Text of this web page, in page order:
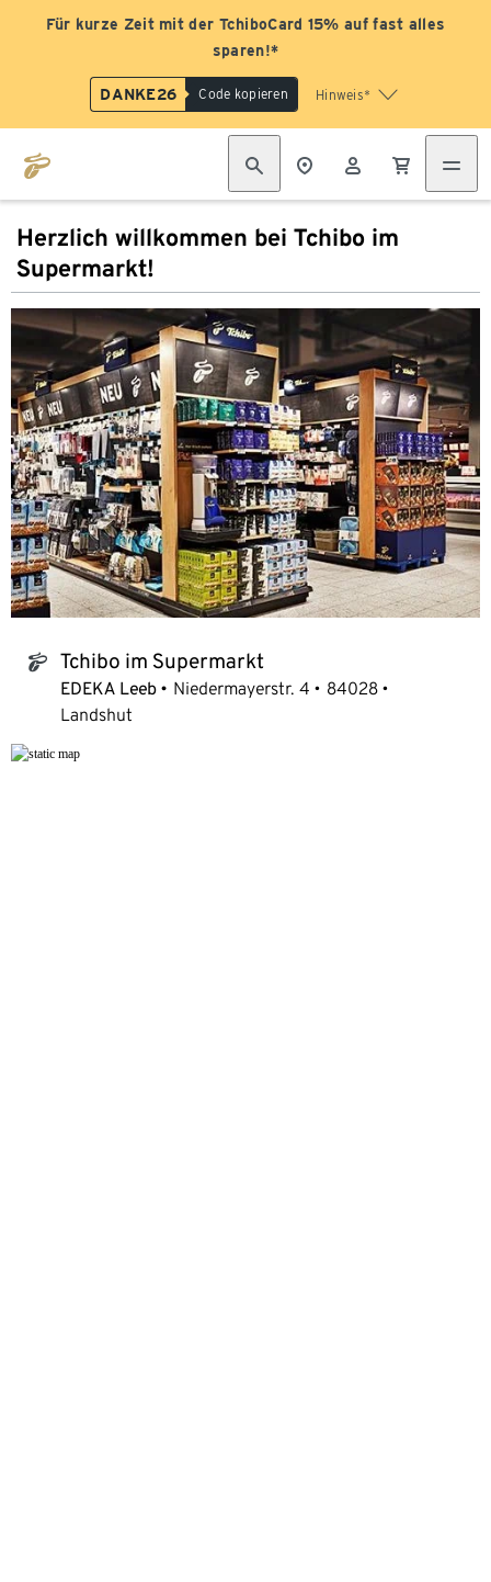
Für kurze Zeit mit der TchiboCard 15% auf fast alles
sparen!*
DANKE26 Code kopieren Hinweis*
Herzlich willkommen bei Tchibo im
Supermarkt!
tchibo_logo Tchibo im Supermarkt
EDEKA Leeb Niedermayerstr. 4
84028
Landshut